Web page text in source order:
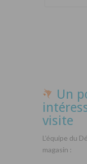
Un
visite
L’équipe du
magasin :